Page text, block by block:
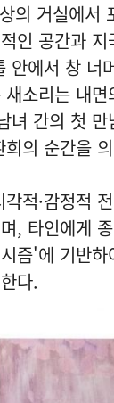
의 거실에서
인 공간과
안에서 창 너
새소리는 내
녀 간의 첫
희의 순간을
각적·감정적
, 타인에게
즘'에 기반
다.